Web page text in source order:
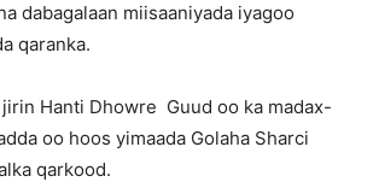
dabagalaan miisaaniyada iyagoo
qaranka.
Hanti Dhowre Guud oo ka madax-
oo hoos yimaada Golaha Sharci
qarkood.